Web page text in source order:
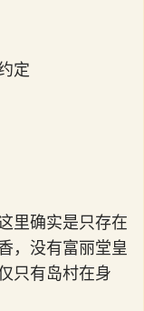
定
里确实是只存在
，没有富丽堂皇
只有岛村在身